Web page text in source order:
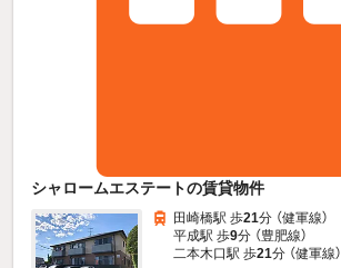
シャロームエステートの賃貸物件
田崎橋駅 歩21分 （健軍線）
平成駅 歩9分 （豊肥線）
二本木口駅 歩21分 （健軍線）